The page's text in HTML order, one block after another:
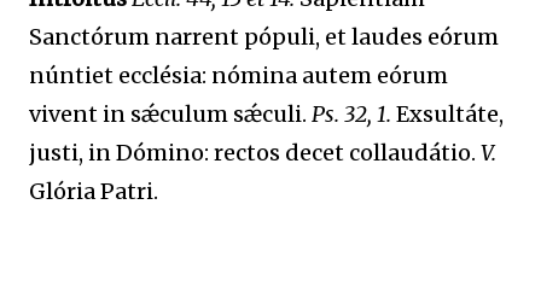
Sanctórum narrent pópuli, et laudes eórum
núntiet ecclésia: nómina autem eórum
vivent in sǽculum sǽculi. Ps. 32, 1. Exsultáte,
justi, in Dómino: rectos decet collaudátio. V.
Glória Patri.